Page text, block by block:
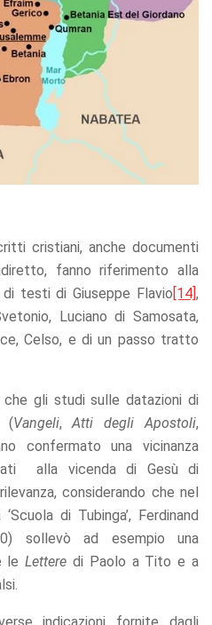
cristiani, anche documenti
fanno riferimento alla
testi di Giuseppe Flavio [14] ,
Luciano di Samosata,
Celso, e di un passo tratto
gli studi sulle datazioni di
(Vangeli,Atti degli Apostoli,
confermato una vicinanza
alla vicenda di Gesù di
considerando che nel
di Tubinga’, Ferdinand
sollevò ad esempio una
leLettere di Paolo a Tito e a